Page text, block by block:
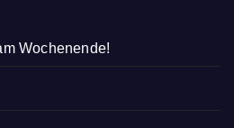
Wochenende!